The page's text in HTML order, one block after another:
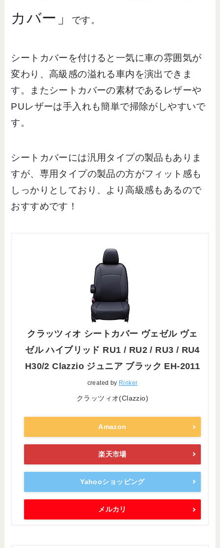
カバー」
です。
シートカバーを付けると一気に車の雰囲気が
変わり、高級感の溢れる車内を演出できま
す。またシートカバーの素材であるレザーや
PUレザーは手入れも簡単で掃除がしやすいで
す。
シートカバーには汎用タイプの製品もありま
すが、専用タイプの製品の方がフィット感も
しっかりとしており、より高級感もあるので
おすすめです！
クラッツィオ シートカバー ヴェゼル ヴェ
ゼル ハイブリッド RU1 / RU2 / RU3 / RU4
H30/2 Clazzio ジュニア ブラック EH-2011
created by Rinker
クラッツィオ(Clazzio)
Amazon
楽天市場
Yahooショッピング
メルカリ